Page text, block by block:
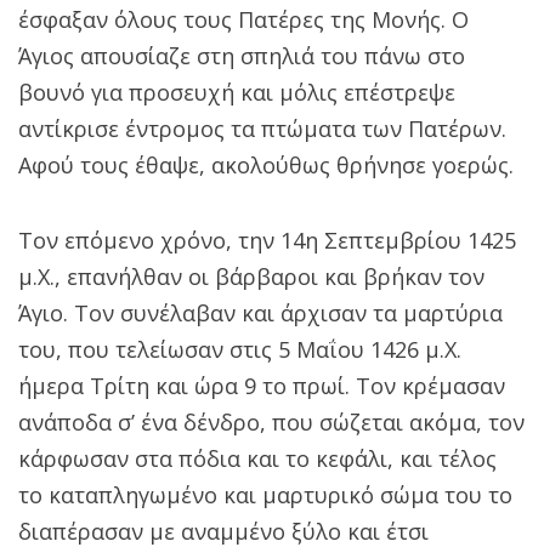
έσφαξαν όλους τους Πατέρες της Μονής. Ο
Άγιος απουσίαζε στη σπηλιά του πάνω στο
βουνό για προσευχή και μόλις επέστρεψε
αντίκρισε έντρομος τα πτώματα των Πατέρων.
Αφού τους έθαψε, ακολούθως θρήνησε γοερώς.
Τον επόμενο χρόνο, την 14η Σεπτεμβρίου 1425
μ.Χ., επανήλθαν οι βάρβαροι και βρήκαν τον
Άγιο. Τον συνέλαβαν και άρχισαν τα μαρτύρια
του, που τελείωσαν στις 5 Μαΐου 1426 μ.Χ.
ήμερα Τρίτη και ώρα 9 το πρωί. Τον κρέμασαν
ανάποδα σ’ ένα δένδρο, που σώζεται ακόμα, τον
κάρφωσαν στα πόδια και το κεφάλι, και τέλος
το καταπληγωμένο και μαρτυρικό σώμα του το
διαπέρασαν με αναμμένο ξύλο και έτσι